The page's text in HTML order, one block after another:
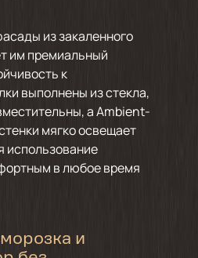
из закаленного
им премиальный
к
выполнены из стекла,
а Ambient-
мягко освещает
использование
в любое время
и